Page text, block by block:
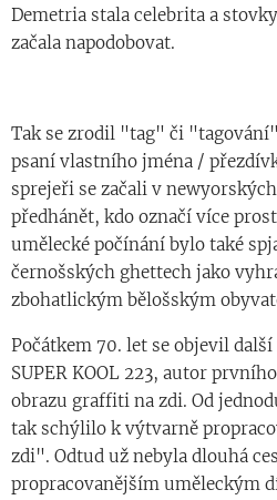
Demetria stala celebrita a
začala napodobovat.
Tak se zrodil "tag" či
psaní vlastního jména /
sprejeři se začali v
předhánět, kdo označí více
umělecké počínání bylo také
černošských ghettech jako
zbohatlickým bělošským
Počátkem 70. let se objevil
SUPER KOOL 223, autor
obrazu graffiti na zdi. Od
tak schýlilo k výtvarně
zdi". Odtud už nebyla dlouhá
propracovanějším uměleckým